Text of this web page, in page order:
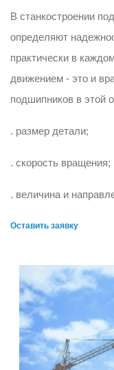
В станкостроении
определяют
практически в
движением - это и
подшипников в этой
. размер детали;
. скорость вращения;
. величина и
Оставить заявку